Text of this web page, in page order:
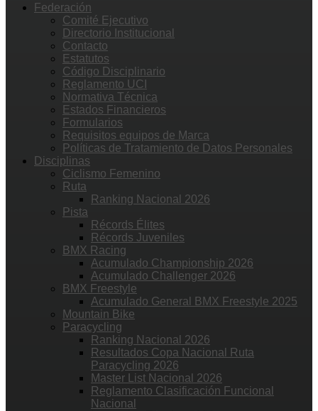
Federación
Comité Ejecutivo
Directorio Institucional
Contacto
Estatutos
Código Disciplinario
Reglamento UCI
Normativa Técnica
Estados Financieros
Formularios
Requisitos equipos de Marca
Políticas de Tratamiento de Datos Personales
Disciplinas
Ciclismo Femenino
Ruta
Ranking Nacional 2026
Pista
Récords Élites
Récords Juveniles
BMX Racing
Acumulado Championship 2026
Acumulado Challenger 2026
BMX Freestyle
Acumulado General BMX Freestyle 2025
Mountain Bike
Paracycling
Ranking Nacional 2026
Resultados Copa Nacional Ruta
Paracycling 2026
Master List Nacional 2026
Reglamento Clasificación Funcional
Nacional